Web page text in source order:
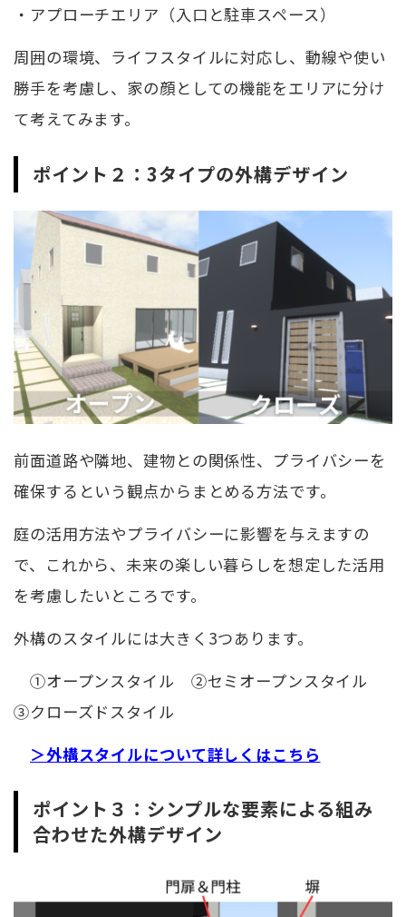
・アプローチエリア（入口と駐車スペース）
周囲の環境、ライフスタイルに対応し、動線や使い
勝手を考慮し、家の顔としての機能をエリアに分け
て考えてみます。
ポイント２：3タイプの外構デザイン
前面道路や隣地、建物との関係性、プライバシーを
確保するという観点からまとめる方法です。
庭の活用方法やプライバシーに影響を与えますの
で、これから、未来の楽しい暮らしを想定した活用
を考慮したいところです。
外構のスタイルには大きく3つあります。
①オープンスタイル ②セミオープンスタイル
③クローズドスタイル
＞外構スタイルについて詳しくはこちら
ポイント３：シンプルな要素による組み
合わせた外構デザイン